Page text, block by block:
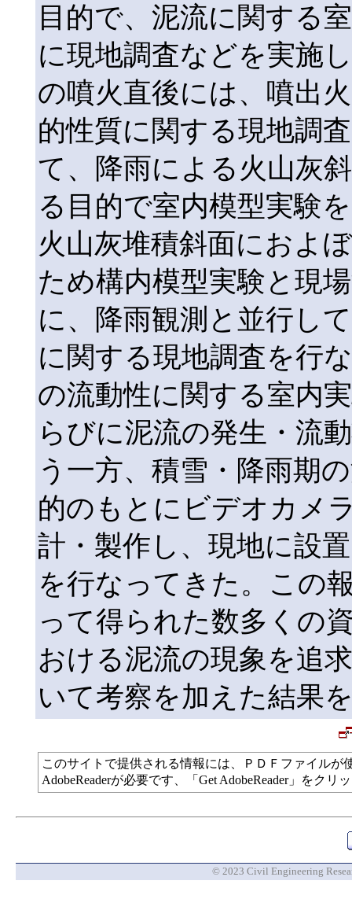
目的で、泥流に関する
に現地調査などを実施
の噴火直後には、噴出
的性質に関する現地調
て、降雨による火山灰
る目的で室内模型実験
火山灰堆積斜面におよ
ため構内模型実験と現
に、降雨観測と並行し
に関する現地調査を行
の流動性に関する室内
らびに泥流の発生・流
う一方、積雪・降雨期
的のもとにビデオカメ
計・製作し、現地に設
を行なってきた。この
って得られた数多くの
おける泥流の現象を追
いて考察を加えた結果
このサイトで提供される情報には、ＰＤＦファイル
AdobeReaderが必要です、「Get AdobeReader」をク
© 2023 Civil Engineering